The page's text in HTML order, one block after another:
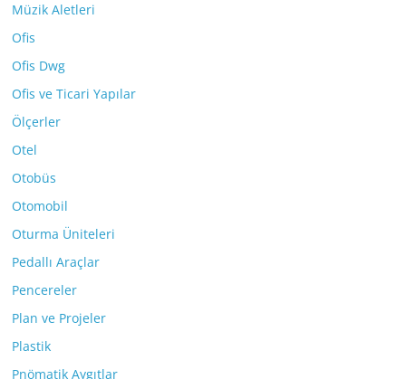
Müzik Aletleri
Ofis
Ofis Dwg
Ofis ve Ticari Yapılar
Ölçerler
Otel
Otobüs
Otomobil
Oturma Üniteleri
Pedallı Araçlar
Pencereler
Plan ve Projeler
Plastik
Pnömatik Aygıtlar